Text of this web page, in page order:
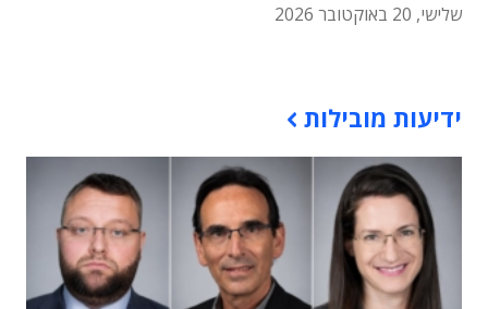
שלישי, 20 באוקטובר 2026
ידיעות מובילות